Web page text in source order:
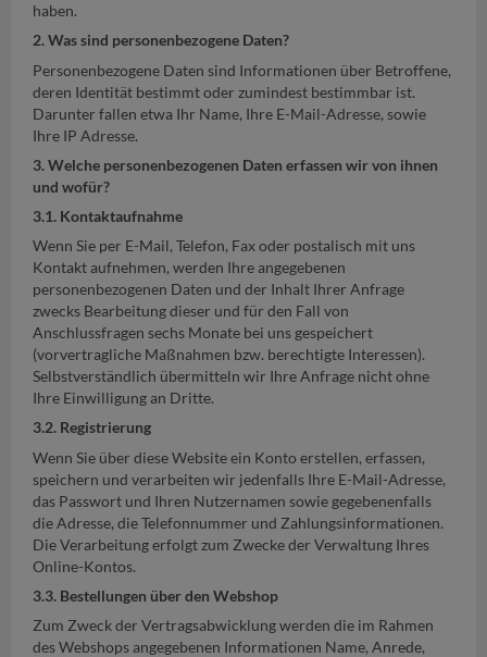
haben.
2. Was sind personenbezogene Daten?
Personenbezogene Daten sind Informationen über Betroffene,
deren Identität bestimmt oder zumindest bestimmbar ist.
Darunter fallen etwa Ihr Name, Ihre E-Mail-Adresse, sowie
Ihre IP Adresse.
3. Welche personenbezogenen Daten erfassen wir von ihnen
und wofür?
3.1. Kontaktaufnahme
Wenn Sie per E-Mail, Telefon, Fax oder postalisch mit uns
Kontakt aufnehmen, werden Ihre angegebenen
personenbezogenen Daten und der Inhalt Ihrer Anfrage
zwecks Bearbeitung dieser und für den Fall von
Anschlussfragen sechs Monate bei uns gespeichert
(vorvertragliche Maßnahmen bzw. berechtigte Interessen).
Selbstverständlich übermitteln wir Ihre Anfrage nicht ohne
Ihre Einwilligung an Dritte.
3.2. Registrierung
Wenn Sie über diese Website ein Konto erstellen, erfassen,
speichern und verarbeiten wir jedenfalls Ihre E-Mail-Adresse,
das Passwort und Ihren Nutzernamen sowie gegebenenfalls
die Adresse, die Telefonnummer und Zahlungsinformationen.
Die Verarbeitung erfolgt zum Zwecke der Verwaltung Ihres
Online-Kontos.
3.3. Bestellungen über den Webshop
Zum Zweck der Vertragsabwicklung werden die im Rahmen
des Webshops angegebenen Informationen Name, Anrede,